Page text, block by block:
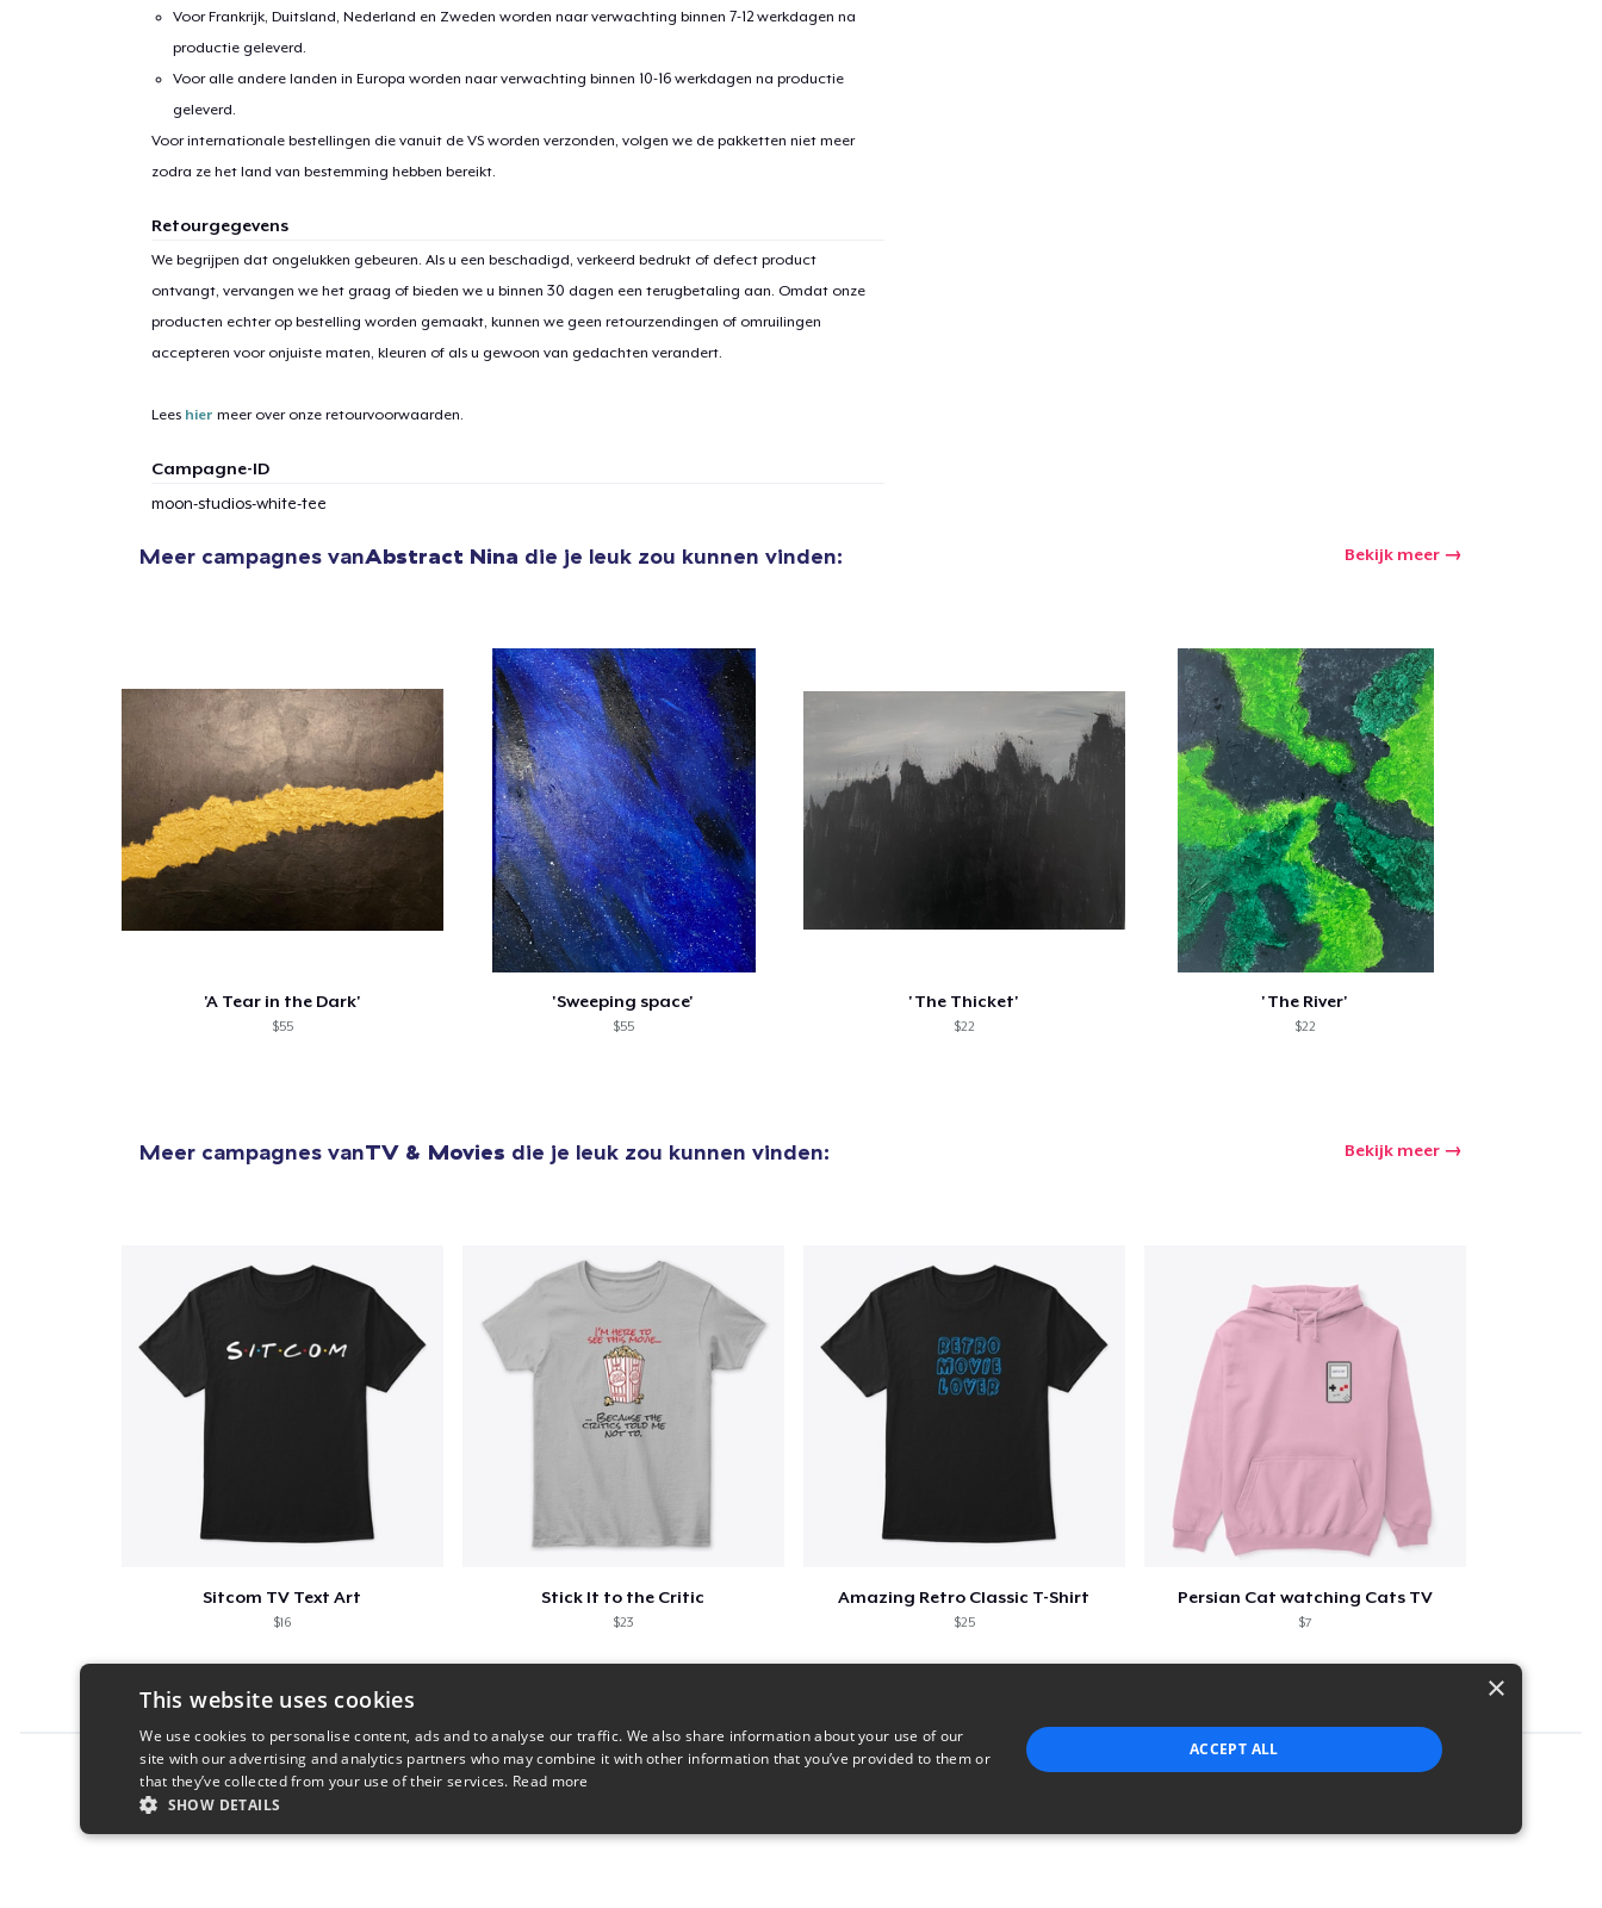
Voor Frankrijk, Duitsland, Nederland en Zweden worden naar verwachting binnen 7-12 werkdagen na
productie geleverd.
Voor alle andere landen in Europa worden naar verwachting binnen 10-16 werkdagen na productie
geleverd.
Voor internationale bestellingen die vanuit de VS worden verzonden, volgen we de pakketten niet meer
zodra ze het land van bestemming hebben bereikt.
Retourgegevens
We begrijpen dat ongelukken gebeuren. Als u een beschadigd, verkeerd bedrukt of defect product
ontvangt, vervangen we het graag of bieden we u binnen 30 dagen een terugbetaling aan. Omdat onze
producten echter op bestelling worden gemaakt, kunnen we geen retourzendingen of omruilingen
accepteren voor onjuiste maten, kleuren of als u gewoon van gedachten verandert.
Lees hier meer over onze retourvoorwaarden.
Campagne-ID
moon-studios-white-tee
Meer campagnes vanAbstract Nina die je leuk zou kunnen vinden: Bekijk meer
'A Tear in the Dark'
$55
'Sweeping space'
$55
'The Thicket'
$22
'The River'
$22
Meer campagnes vanTV & Movies die je leuk zou kunnen vinden: Bekijk meer
Sitcom TV Text Art
$16
Stick It to the Critic
$23
Amazing Retro Classic T-Shirt
$25
Persian Cat watching Cats TV
$7
Report this product
×
This website uses cookies
We use cookies to personalise content, ads and to analyse our traffic. We also share information about your use of our
site with our advertising and analytics partners who may combine it with other information that you’ve provided to them or
that they’ve collected from your use of their services. Read more
SHOW DETAILS
ACCEPT ALL